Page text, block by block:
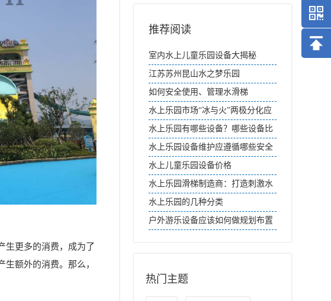
生更多的消费，成为了
额外的消费。那么，
推荐阅读
室内水上儿童乐园设备大揭秘
江苏苏州昆山水之梦乐园
如何安全使用、管理水滑梯
水上乐园市场“冰与火”两极分化应
对策略
水上乐园有哪些设备？哪些设备比
较好？
水上乐园设备维护应遵循哪些安全
规则？
水上儿童乐园设备价格
水上乐园滑梯制造商：打造刺激水
上世界
水上乐园的几种分类
户外游乐设备应该如何做规划布置
热门主题